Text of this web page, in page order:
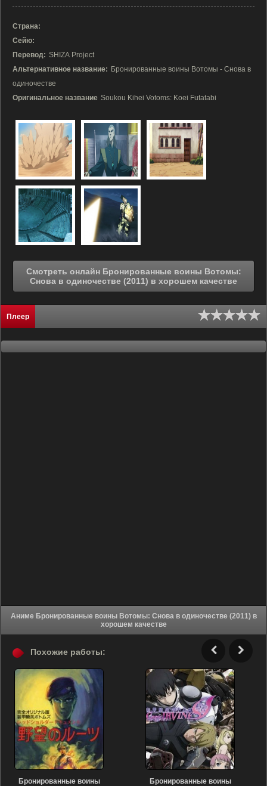
Страна:
Сейю:
Перевод: SHIZA Project
Альтернативное название: Бронированные воины Вотомы - Снова в
одиночестве
Оригинальное название Soukou Kihei Votoms: Koei Futatabi
Смотреть онлайн Бронированные воины Вотомы:
Снова в одиночестве (2011) в хорошем качестве
Плеер
Аниме Бронированные воины Вотомы: Снова в одиночестве (2011) в
хорошем качестве
Похожие работы:
Бронированные воины
Бронированные воины